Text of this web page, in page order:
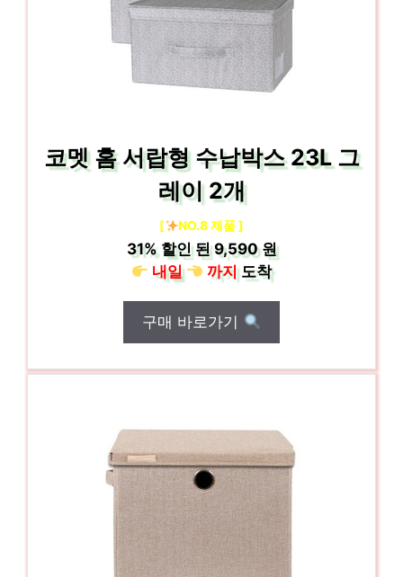
코멧 홈 서랍형 수납박스 23L 그
레이 2개
[ NO.8 제품 ]
31%할인 된9,590 원
내일
까지도착
구매 바로가기